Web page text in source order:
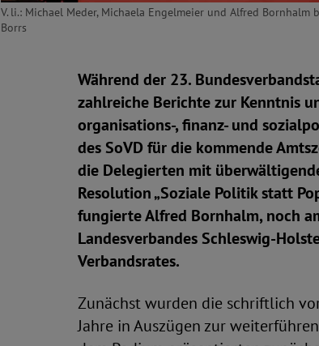
V. li.: Michael Meder, Michaela Engelmeier und Alfred
Borrs
Während der 23.
zahlreiche Berichte zur Kenntnis
organisations-, finanz- und
des SoVD für die kommende
die Delegierten mit
Resolution „Soziale Politik statt
fungierte Alfred Bornhalm, noch
Landesverbandes Schleswig-
Verbandsrates.
Zunächst wurden die schriftlich
Jahre in Auszügen zur